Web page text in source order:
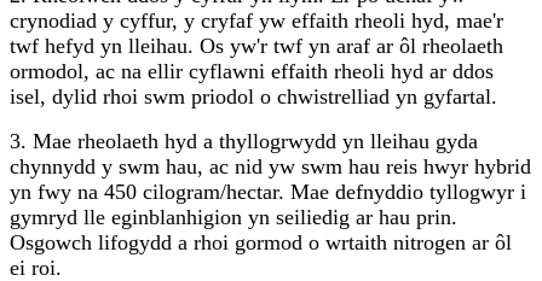
crynodiad y cyffur, y cryfaf yw effaith rheoli hyd, mae'r
twf hefyd yn lleihau. Os yw'r twf yn araf ar ôl rheolaeth
ormodol, ac na ellir cyflawni effaith rheoli hyd ar ddos ​​
isel, dylid rhoi swm priodol o chwistrelliad yn gyfartal.
3. Mae rheolaeth hyd a thyllogrwydd yn lleihau gyda
chynnydd y swm hau, ac nid yw swm hau reis hwyr hybrid
yn fwy na 450 cilogram/hectar. Mae defnyddio tyllogwyr i
gymryd lle eginblanhigion yn seiliedig ar hau prin.
Osgowch lifogydd a rhoi gormod o wrtaith nitrogen ar ôl
ei roi.